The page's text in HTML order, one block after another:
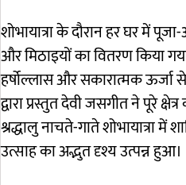
शोभायात्रा के दौरान हर घर में
और मिठाइयों का वितरण किया
हर्षोल्लास और सकारात्मक ऊर्जा
द्वारा प्रस्तुत देवी जसगीत ने पूरे
श्रद्धालु नाचते-गाते शोभायात्रा
उत्साह का अद्भुत दृश्य उत्पन्न हुआ।